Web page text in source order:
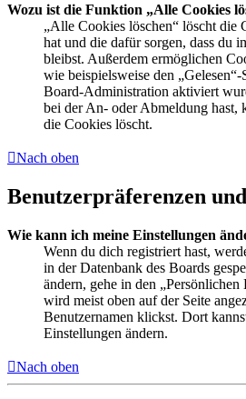
Wozu ist die Funktion „Alle Cookies
„Alle Cookies löschen“ löscht die
hat und die dafür sorgen, dass du
bleibst. Außerdem ermöglichen
wie beispielsweise den
Board-Administration aktiviert
bei der An- oder Abmeldung hast,
die Cookies löscht.
Nach oben
Benutzerpräferenzen
Wie kann ich meine Einstellungen
Wenn du dich registriert hast,
in der Datenbank des Boards
ändern, gehe in den
wird meist oben auf der Seite
Benutzernamen klickst. Dort
Einstellungen ändern.
Nach oben